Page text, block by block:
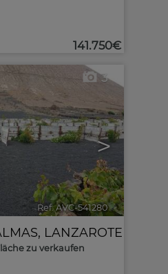
141.750€
>
3
Ref. AVC-541280 🔗
LANZAROTE
zu verkaufen